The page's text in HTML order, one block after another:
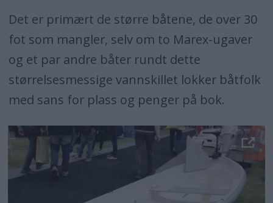
Det er primært de større båtene, de over 30
fot som mangler, selv om to Marex-ugaver
og et par andre båter rundt dette
størrelsesmessige vannskillet lokker båtfolk
med sans for plass og penger på bok.